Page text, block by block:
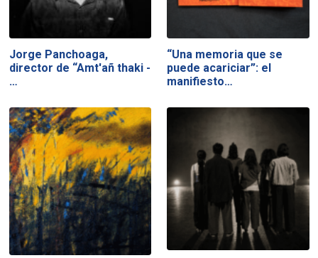
Jorge Panchoaga,
director de “Amt'añ thaki -
…
“Una memoria que se
puede acariciar”: el
manifiesto…